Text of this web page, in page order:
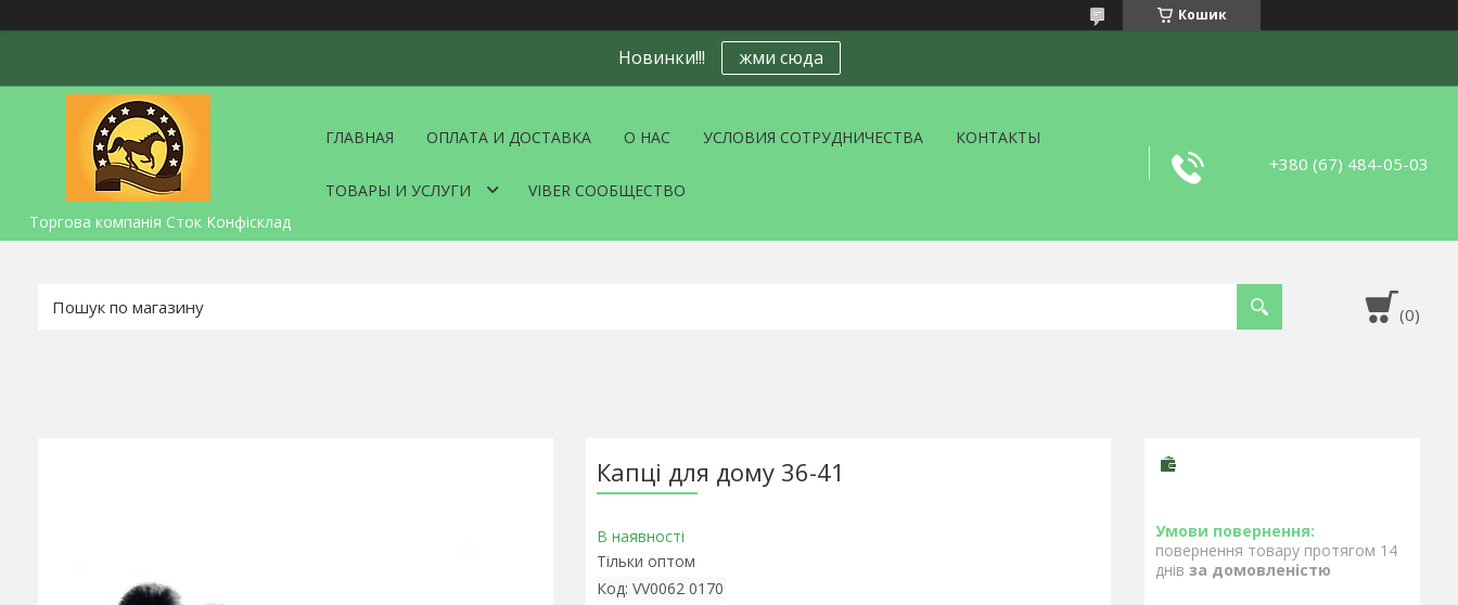
Кошик
Новинки!!! жми сюда
Торгова компанія Сток Конфісклад
ГЛАВНАЯ ОПЛАТА И ДОСТАВКА О НАС УСЛОВИЯ СОТРУДНИЧЕСТВА КОНТАКТЫ
ТОВАРЫ И УСЛУГИ VIBER СООБЩЕСТВО
+380 (67) 484-05-03
Капці для дому 36-41
В наявності
Тільки оптом
Код: VV0062 0170
повернення товару протягом 14
днів за домовленістю